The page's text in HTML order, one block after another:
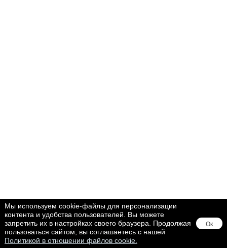
Мы используем cookie-файлы для персонализации
контента и удобства пользователей. Вы можете
запретить их в настройках своего браузера. Продолжая
пользоваться сайтом, вы соглашаетесь с нашей
Политикой в отношении файлов cookie.
Ок